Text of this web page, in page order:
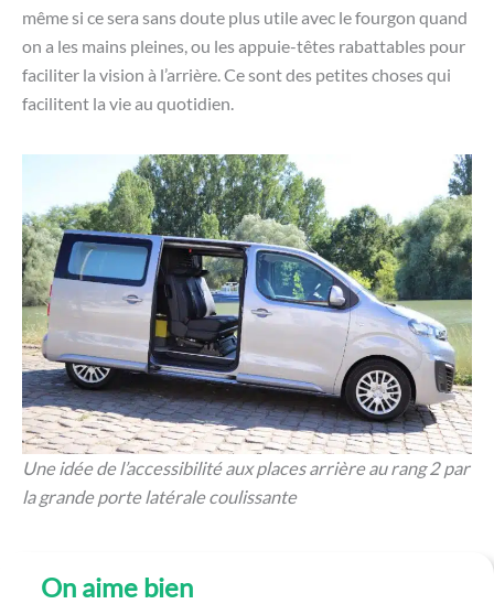
même si ce sera sans doute plus utile avec le fourgon quand
on a les mains pleines, ou les appuie-têtes rabattables pour
faciliter la vision à l’arrière. Ce sont des petites choses qui
facilitent la vie au quotidien.
Une idée de l’accessibilité aux places arrière au rang 2 par
la grande porte latérale coulissante
On aime bien